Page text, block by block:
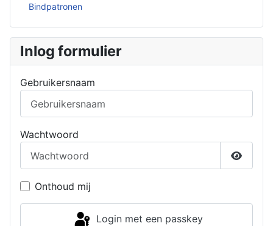
Bindpatronen
Inlog formulier
Gebruikersnaam
Wachtwoord
Toon
Onthoud mij
Login met een passkey